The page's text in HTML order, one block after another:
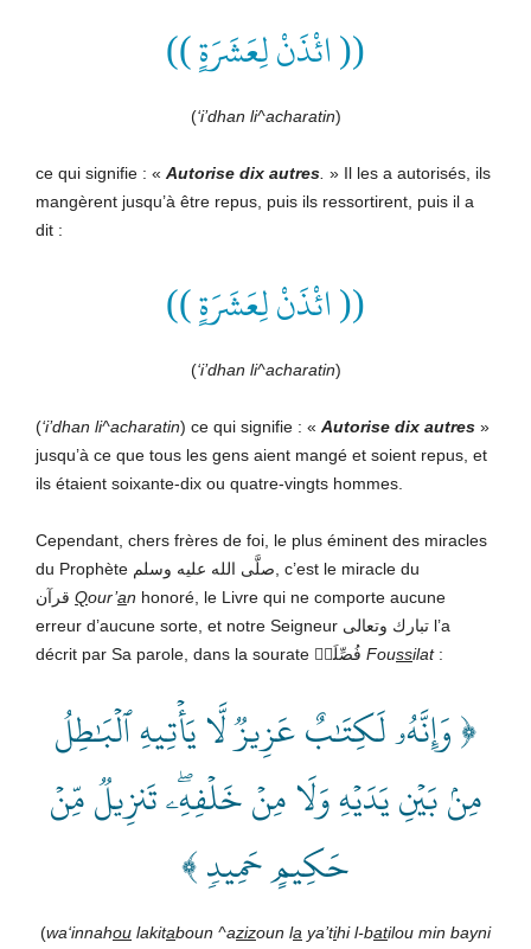
(( ائْذَنْ لِعَشَرَةٍ ))
(‘i’dhan li^acharatin)
ce qui signifie : « Autorise dix autres » Il les a autorisés, ils
mangèrent jusqu’à être repus, puis ils ressortirent, puis il a
dit :
(( ائْذَنْ لِعَشَرَةٍ ))
(‘i’dhan li^acharatin)
(‘i’dhan li^acharatin) ce qui signifie : « Autorise dix autres »
jusqu’à ce que tous les gens aient mangé et soient repus, et
ils étaient soixante-dix ou quatre-vingts hommes.
Cependant, chers frères de foi, le plus éminent des miracles
du Prophète صلَّى الله عليه وسلم, c’est le miracle du
قرآن Qour’an honoré, le Livre qui ne comporte aucune
erreur d’aucune sorte, et notre Seigneur تبارك وتعالى l’a
décrit par Sa parole, dans la sourate فُصِّلَتۡ Foussilat:
﴿ وَإِنَّهُۥ لَكِتَٰبٌ عَزِيزٞ لَّا يَأۡتِيهِ ٱلۡبَٰطِلُ
مِنۢ بَيۡنِ يَدَيۡهِ وَلَا مِنۡ خَلۡفِهِۦۖ تَنزِيلٞ مِّنۡ
حَكِيمٍ حَمِيدٖ ﴾
(wa‘innahou lakitaboun ^azizoun la ya’tihi l-batilou min bayni